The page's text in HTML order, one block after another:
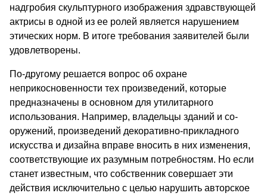
надгробия скульптурного изображения здравствующей
актрисы в одной из ее ролей является нарушением
этических норм. В итоге требо­вания заявителей были
удовлетворены.
По-другому решается вопрос об охране
неприкосновенности тех произведений, которые
предназначены в основном для ути­литарного
использования. Например, владельцы зданий и со­
оружений, произведений декоративно-прикладного
искусства и дизайна вправе вносить в них изменения,
соответствующие их разумным потребностям. Но если
станет известным, что собст­венник совершает эти
действия исключительно с целью нару­шить авторское